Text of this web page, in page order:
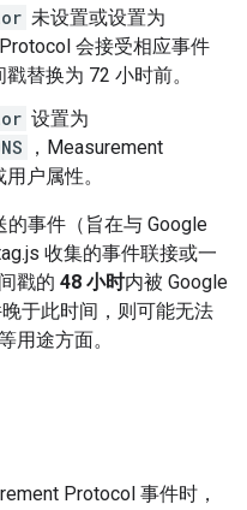
未设置或设置为
会接受相应事件
替换为 72 小时前。
设置为
，Measurement
户属性。
事件（旨在与 Google
收集的事件联接或一
戳的 48 小时内被 Google
于此时间，则可能无法
用途方面。
Protocol 事件时，